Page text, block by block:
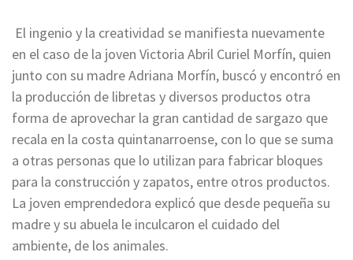
El ingenio y la creatividad se manifiesta nuevamente
en el caso de la joven Victoria Abril Curiel Morfín, quien
junto con su madre Adriana Morfín, buscó y encontró en
la producción de libretas y diversos productos otra
forma de aprovechar la gran cantidad de sargazo que
recala en la costa quintanarroense, con lo que se suma
a otras personas que lo utilizan para fabricar bloques
para la construcción y zapatos, entre otros productos.
La joven emprendedora explicó que desde pequeña su
madre y su abuela le inculcaron el cuidado del
ambiente, de los animales.